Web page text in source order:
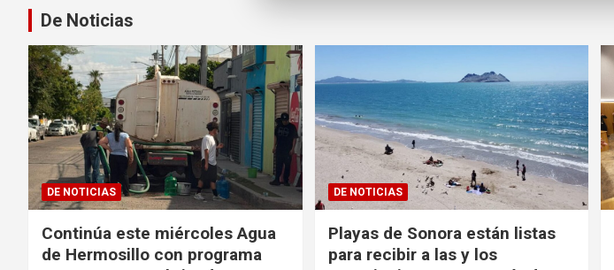
De Noticias
DE NOTICIAS
Continúa este miércoles Agua
de Hermosillo con programa
DE NOTICIAS
Playas de Sonora están listas
para recibir a las y los